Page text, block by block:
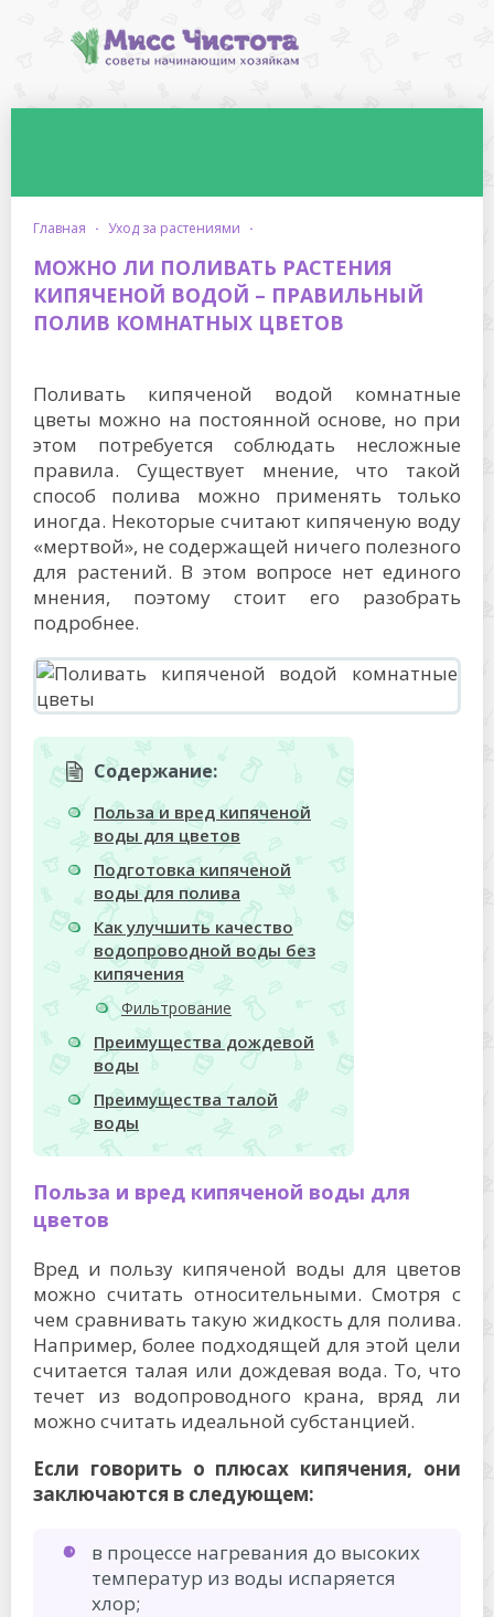
главная · уход за растениями ·
МОЖНО ЛИ ПОЛИВАТЬ РАСТЕНИЯ
КИПЯЧЕНОЙ ВОДОЙ – ПРАВИЛЬНЫЙ
ПОЛИВ КОМНАТНЫХ ЦВЕТОВ
Поливать кипяченой водой комнатные
цветы можно на постоянной основе, но при
этом потребуется соблюдать несложные
правила. Существует мнение, что такой
способ полива можно применять только
иногда. Некоторые считают кипяченую воду
«мертвой», не содержащей ничего полезного
для растений. В этом вопросе нет единого
мнения, поэтому стоит его разобрать
подробнее.
Содержание:
Польза и вред кипяченой
воды для цветов
Подготовка кипяченой
воды для полива
Как улучшить качество
водопроводной воды без
кипячения
Фильтрование
Преимущества дождевой
воды
Преимущества талой
воды
Польза и вред кипяченой воды для
цветов
Вред и пользу кипяченой воды для цветов
можно считать относительными. Смотря с
чем сравнивать такую жидкость для полива.
Например, более подходящей для этой цели
считается талая или дождевая вода. То, что
течет из водопроводного крана, вряд ли
можно считать идеальной субстанцией.
Если говорить о плюсах кипячения, они
заключаются в следующем:
в процессе нагревания до высоких
температур из воды испаряется
хлор;